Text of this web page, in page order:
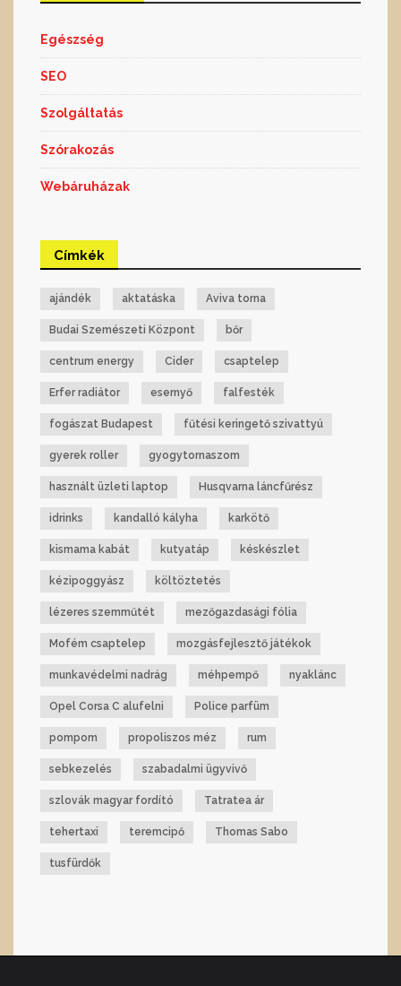
Egészség
SEO
Szolgáltatás
Szórakozás
Webáruházak
Címkék
ajándék aktatáska Aviva torna
Budai Szemészeti Központ bőr
centrum energy Cider csaptelep
Erfer radiátor esernyő falfesték
fogászat Budapest fűtési keringető szivattyú
gyerek roller gyogytornaszom
használt üzleti laptop Husqvarna láncfűrész
idrinks kandalló kályha karkötő
kismama kabát kutyatáp késkészlet
kézipoggyász költöztetés
lézeres szemműtét mezőgazdasági fólia
Mofém csaptelep mozgásfejlesztő játékok
munkavédelmi nadrág méhpempő nyaklánc
Opel Corsa C alufelni Police parfüm
pompom propoliszos méz rum
sebkezelés szabadalmi ügyvivő
szlovák magyar fordító Tatratea ár
tehertaxi teremcipő Thomas Sabo
tusfürdők